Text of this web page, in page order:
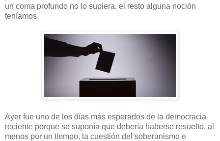
un coma profundo no lo supiera, el resto alguna noción
teníamos.
Ayer fue uno de los días más esperados de la democracia
reciente porque se suponía que debería haberse resuelto, al
menos por un tiempo, la cuestión del soberanismo e